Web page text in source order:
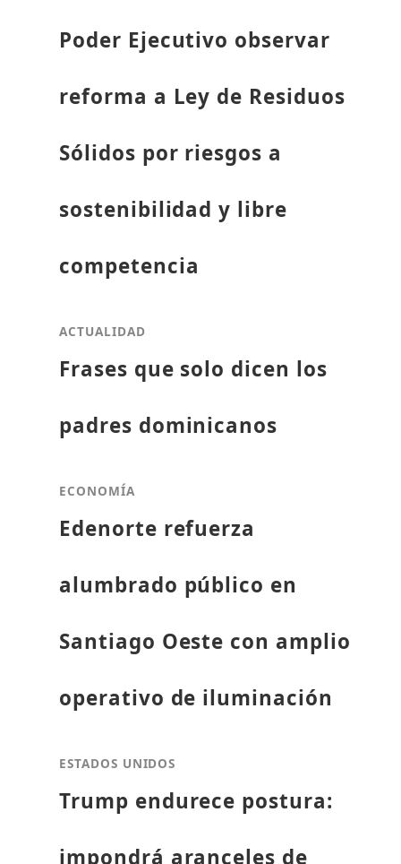
Poder Ejecutivo observar
reforma a Ley de Residuos
Sólidos por riesgos a
sostenibilidad y libre
competencia
ACTUALIDAD
Frases que solo dicen los
padres dominicanos
ECONOMÍA
Edenorte refuerza
alumbrado público en
Santiago Oeste con amplio
operativo de iluminación
ESTADOS UNIDOS
Trump endurece postura:
impondrá aranceles de